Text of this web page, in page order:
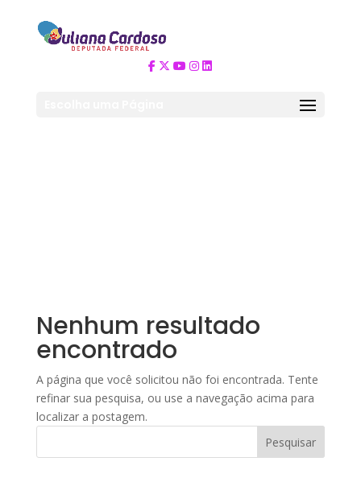
Nenhum resultado
encontrado
A página que você solicitou não foi encontrada. Tente
refinar sua pesquisa, ou use a navegação acima para
localizar a postagem.